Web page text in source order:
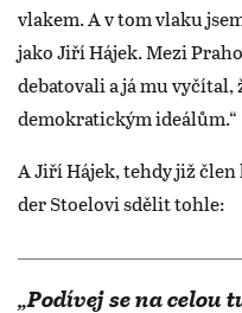
vlakem. A v tom vlaku
jako Jiří Hájek. Mezi
debatovali a já mu
demokratickým ideálům.“
A Jiří Hájek, tehdy již
der Stoelovi sdělit tohle:
„Podívej se na celou